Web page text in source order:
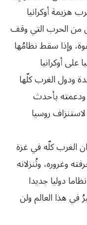
هزيمة أوكرانيا
من الحرب التي وقف
وإذا سقط نظامُها
أوكرانيا
ودول الغرب كلّها
ودعمته بأحدث
روسيا
الغرب كلّه في غزة
وغروره، وتُنزلانه
دوليا جديدا
في هذا العالم ولن